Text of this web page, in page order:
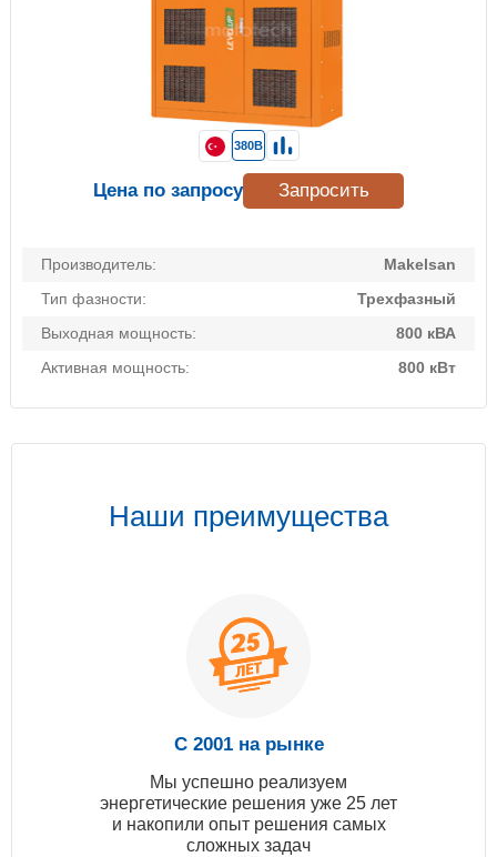
Производитель:
Makelsan
Тип фазности:
Трехфазный
Выходная мощность:
800 кВА
Активная мощность:
800 кВт
380В
Цена по запросу Запросить
Наши преимущества
С 2001 на рынке
Мы успешно реализуем
энергетические решения уже 25 лет
и накопили опыт решения самых
сложных задач